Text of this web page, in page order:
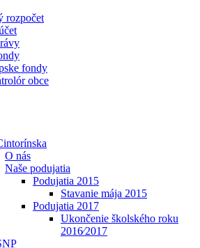
rozpočet
fondy
obce
O nás
Naše podujatia
Podujatia 2015
Stavanie mája 2015
Podujatia 2017
Ukončenie školského roku
2016⁄2017